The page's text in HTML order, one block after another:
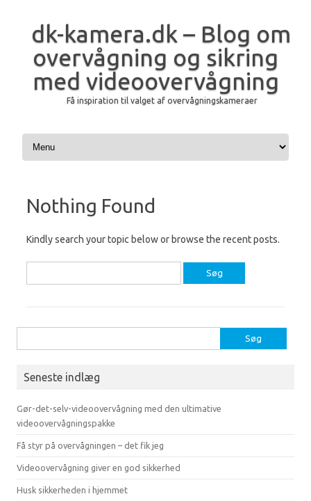
dk-kamera.dk – Blog om
overvågning og sikring
med videoovervågning
Få inspiration til valget af overvågningskameraer
Skip to content
Nothing Found
Kindly search your topic below or browse the recent posts.
efter:
efter:
Seneste indlæg
Gør-det-selv-videoovervågning med den ultimative
videoovervågningspakke
Få styr på overvågningen – det fik jeg
Videoovervågning giver en god sikkerhed
Husk sikkerheden i hjemmet